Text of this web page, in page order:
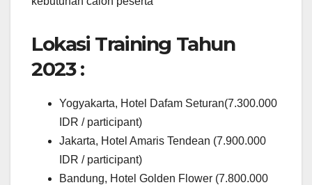
Lokasi Training Tahun
2023 :
Yogyakarta, Hotel Dafam Seturan(7.300.000
IDR / participant)
Jakarta, Hotel Amaris Tendean (7.900.000
IDR / participant)
Bandung, Hotel Golden Flower (7.800.000